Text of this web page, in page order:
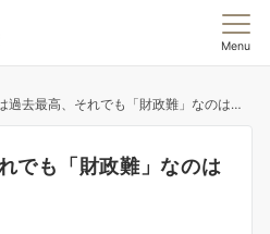
Menu
過去最高、それでも「財政難」なのはなぜか
でも「財政難」なのは